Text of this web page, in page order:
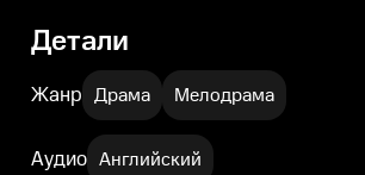
Детали
Жанр Драма Мелодрама
Аудио Английский